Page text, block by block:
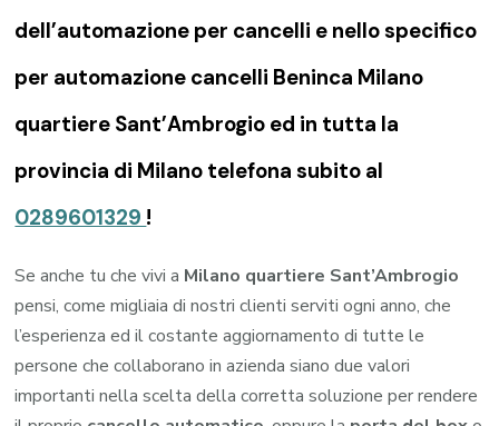
dell’automazione per cancelli e nello specifico
per automazione cancelli Beninca Milano
quartiere Sant’Ambrogio ed in tutta la
provincia di Milano telefona subito al
0289601329 !
Se anche tu che vivi a Milano quartiere Sant’Ambrogio
pensi, come migliaia di nostri clienti serviti ogni anno, che
l’esperienza ed il costante aggiornamento di tutte le
persone che collaborano in azienda siano due valori
importanti nella scelta della corretta soluzione per rendere